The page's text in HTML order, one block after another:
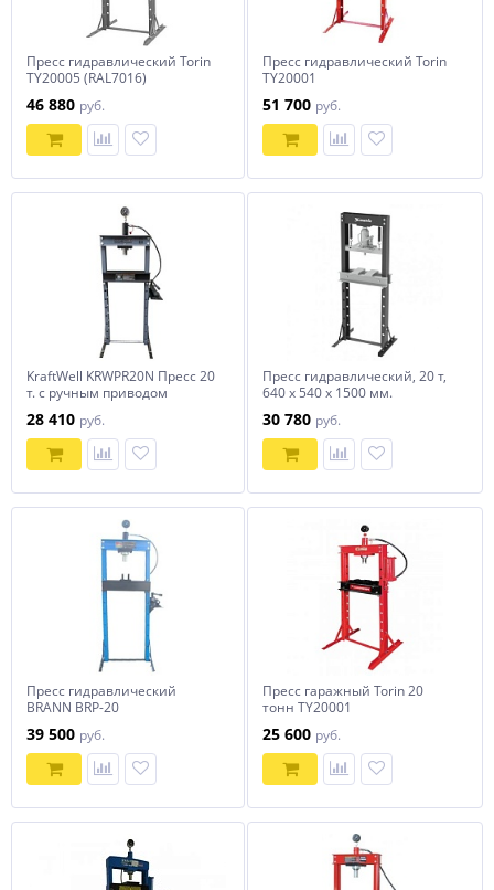
Пресс гидравлический Torin
TY20005 (RAL7016)
46 880 руб.
Пресс гидравлический Torin
TY20001
51 700 руб.
KraftWell KRWPR20N Пресс 20
т. с ручным приводом
28 410 руб.
Пресс гидравлический, 20 т,
640 х 540 х 1500 мм.
30 780 руб.
Пресс гидравлический
BRANN BRP-20
39 500 руб.
Пресс гаражный Torin 20
тонн TY20001
25 600 руб.